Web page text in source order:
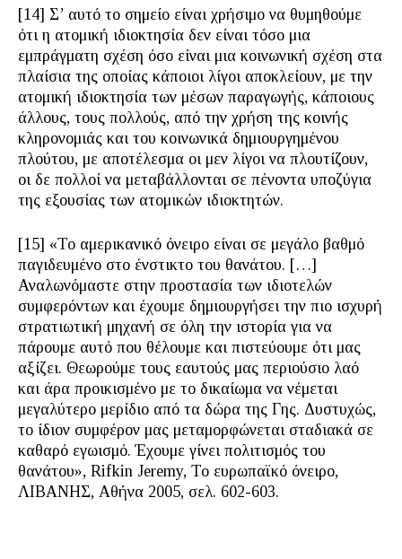
[14] Σ’ αυτό το σημείο είναι χρήσιμο να θυμηθούμε
ότι η ατομική ιδιοκτησία δεν είναι τόσο μια
εμπράγματη σχέση όσο είναι μια κοινωνική σχέση στα
πλαίσια της οποίας κάποιοι λίγοι αποκλείουν, με την
ατομική ιδιοκτησία των μέσων παραγωγής, κάποιους
άλλους, τους πολλούς, από την χρήση της κοινής
κληρονομιάς και του κοινωνικά δημιουργημένου
πλούτου, με αποτέλεσμα οι μεν λίγοι να πλουτίζουν,
οι δε πολλοί να μεταβάλλονται σε πένοντα υποζύγια
της εξουσίας των ατομικών ιδιοκτητών.
[15] «Το αμερικανικό όνειρο είναι σε μεγάλο βαθμό
παγιδευμένο στο ένστικτο του θανάτου. […]
Αναλωνόμαστε στην προστασία των ιδιοτελών
συμφερόντων και έχουμε δημιουργήσει την πιο ισχυρή
στρατιωτική μηχανή σε όλη την ιστορία για να
πάρουμε αυτό που θέλουμε και πιστεύουμε ότι μας
αξίζει. Θεωρούμε τους εαυτούς μας περιούσιο λαό
και άρα προικισμένο με το δικαίωμα να νέμεται
μεγαλύτερο μερίδιο από τα δώρα της Γης. Δυστυχώς,
το ίδιον συμφέρον μας μεταμορφώνεται σταδιακά σε
καθαρό εγωισμό. Έχουμε γίνει πολιτισμός του
θανάτου», Rifkin Jeremy, Το ευρωπαϊκό όνειρο,
ΛΙΒΑΝΗΣ, Αθήνα 2005, σελ. 602-603.